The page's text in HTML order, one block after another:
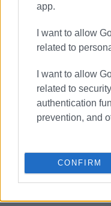
app.
I want to allow
related to
I want to allow
related to
authentication
prevention, and
CONFIRM
ΣΧΕΤΙΚA AΡΘΡΑ